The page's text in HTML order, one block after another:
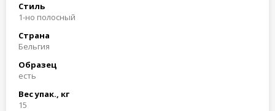
Стиль
1-но полосный
Страна
Бельгия
Образец
есть
Вес упак., кг
15